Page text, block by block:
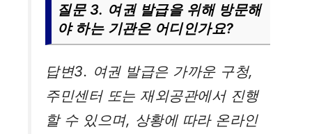
질문 3. 여권 발급을 위해 방문해
야 하는 기관은 어디인가요?
답변3. 여권 발급은 가까운 구청,
주민센터 또는 재외공관에서 진행
할 수 있으며, 상황에 따라 온라인